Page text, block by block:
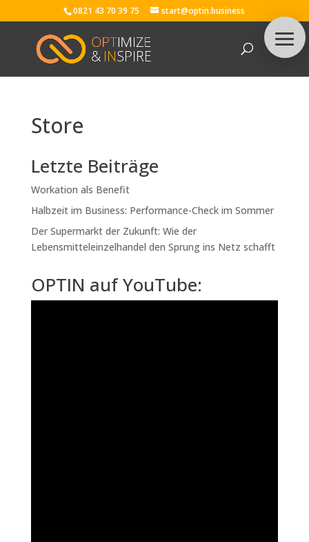
0821 43 70 39 75 start@optin.business
Store
Letzte Beiträge
Workation als Benefit
Halbzeit im Business: Performance-Check im Sommer
Der Supermarkt der Zukunft: Wie der
Lebensmitteleinzelhandel den Sprung ins Netz schafft
OPTIN auf YouTube: